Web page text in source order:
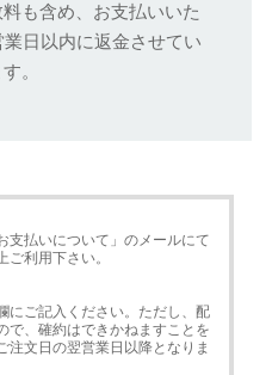
も含め、お支払いいた
日以内に返金させてい
。
支払いについて」のメールにて
利用下さい。
にご記入ください。ただし、配
で、確約はできかねますことを
注文日の翌営業日以降となりま